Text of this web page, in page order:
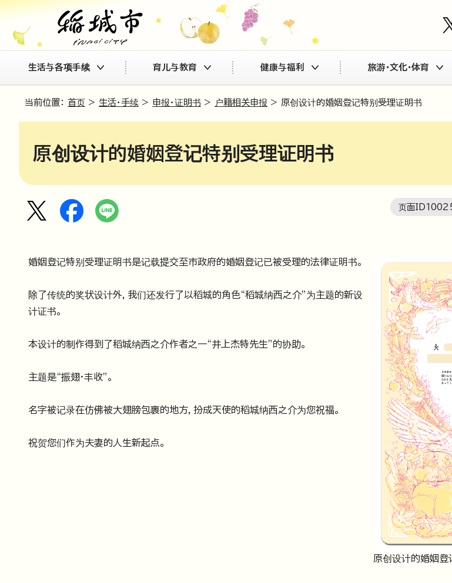
生活与各项手续 育儿与教育 健康与福利 旅游・文化・体育
当前位置： 首页 > 生活・手续 > 申报・证明书 > 户籍相关申报 > 原创设计的婚姻登记特别受理证明书
原创设计的婚姻登记特别受理证明书
页面ID
原创设计的婚姻登
婚姻登记特别受理证明书是记载提交至市政府的婚姻登记已被受理的法律证明书。
除了传统的奖状设计外，我们还发行了以稻城的角色“稻城纳西之介”为主题的新设
计证书。
本设计的制作得到了稻城纳西之介作者之一“井上杰特先生”的协助。
主题是“振翅·丰收”。
名字被记录在仿佛被大翅膀包裹的地方，扮成天使的稻城纳西之介为您祝福。
祝贺您们作为夫妻的人生新起点。